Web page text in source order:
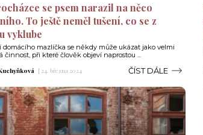
se psem narazil na něco
To ještě neměl tušení, co se z
vyklube
domácího mazlíčka se někdy může ukázat jako velmi
činnost, při které člověk objeví naprostou ...
| 24. března 2024 ČÍST DÁLE